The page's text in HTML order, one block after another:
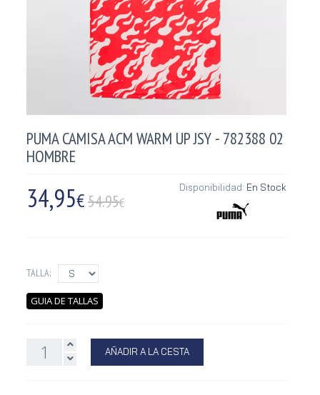
PUMA CAMISA ACM WARM UP JSY - 782388 02
HOMBRE
34,95€54.95€
Disponibilidad: En Stock
TALLA:
GUIA DE TALLAS
AÑADIR A LA CESTA